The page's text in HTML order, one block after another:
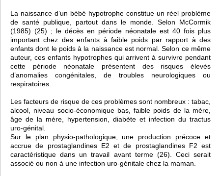
La naissance d’un bébé hypotrophe constitue un réel problème
de santé publique, partout dans le monde. Selon McCormik
(1985) (25) ; le décès en période néonatale est 40 fois plus
important chez des enfants à faible poids par rapport à des
enfants dont le poids à la naissance est normal. Selon ce même
auteur, ces enfants hypotrophes qui arrivent à survivre pendant
cette période néonatale présentent des risques élevés
d’anomalies congénitales, de troubles neurologiques ou
respiratoires.
Les facteurs de risque de ces problèmes sont nombreux : tabac,
alcool, niveau socio-économique bas, faible poids de la mère,
âge de la mère, hypertension, diabète et infection du tractus
uro-génital.
Sur le plan physio-pathologique, une production précoce et
accrue de prostaglandines E2 et de prostaglandines F2 est
caractéristique dans un travail avant terme (26). Ceci serait
associé ou non à une infection uro-génitale chez la maman.